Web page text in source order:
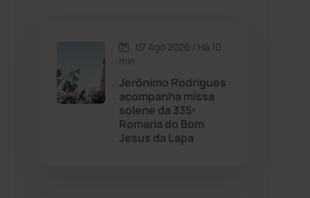
(1504)
Candiba (157)
Cândido Sales
07 Ago 2026 / Há 10
min
Jerônimo Rodrigues
acompanha missa
solene da 335ª
Romaria do Bom
Jesus da Lapa